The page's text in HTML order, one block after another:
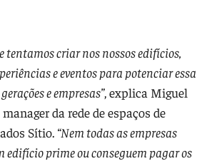
tentamos criar nos nossos edifícios,
e eventos para potenciar essa
e empresas”, explica Miguel
da rede de espaços de
Sítio. “Nem todas as empresas
edifício prime ou conseguem pagar os